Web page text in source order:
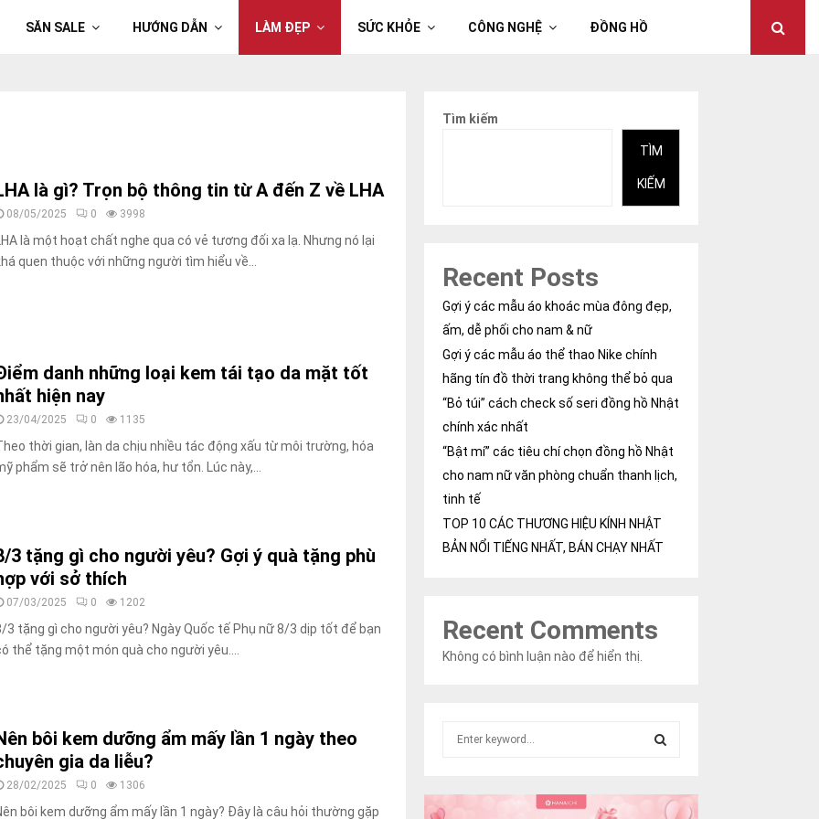
SĂN SALE HƯỚNG DẪN LÀM ĐẸP SỨC KHỎE CÔNG NGHỆ ĐỒNG HỒ
là gì? Trọn bộ thông tin từ A đến Z về LHA
08/05/2025 0 3998
là một hoạt chất nghe qua có vẻ tương đối xa lạ. Nhưng nó lại
quen thuộc với những người tìm hiểu về...
danh những loại kem tái tạo da mặt tốt
hiện nay
23/04/2025 0 1135
thời gian, làn da chịu nhiều tác động xấu từ môi trường, hóa
phẩm sẽ trở nên lão hóa, hư tổn. Lúc này,...
3 tặng gì cho người yêu? Gợi ý quà tặng phù
với sở thích
07/03/2025 0 1202
3 tặng gì cho người yêu? Ngày Quốc tế Phụ nữ 8/3 dịp tốt để bạn
thể tặng một món quà cho người yêu....
bôi kem dưỡng ẩm mấy lần 1 ngày theo
gia da liễu?
28/02/2025 0 1306
bôi kem dưỡng ẩm mấy lần 1 ngày? Đây là câu hỏi thường gặp
Tìm kiếm
TÌM
KIẾM
Recent Posts
Gợi ý các mẫu áo khoác mùa đông đẹp,
ấm, dễ phối cho nam & nữ
Gợi ý các mẫu áo thể thao Nike chính
hãng tín đồ thời trang không thể bỏ qua
“Bỏ túi” cách check số seri đồng hồ Nhật
chính xác nhất
“Bật mí” các tiêu chí chọn đồng hồ Nhật
cho nam nữ văn phòng chuẩn thanh lịch,
tinh tế
TOP 10 CÁC THƯƠNG HIỆU KÍNH NHẬT
BẢN NỔI TIẾNG NHẤT, BÁN CHẠY NHẤT
Recent Comments
Không có bình luận nào để hiển thị.
c